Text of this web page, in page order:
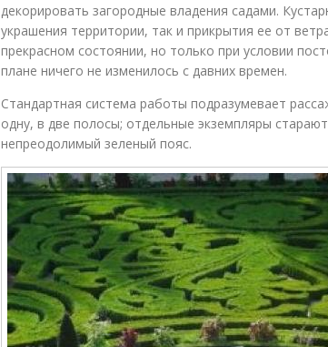
декорировать загородные владения садами.
украшения территории, так и прикрытия ее от
прекрасном состоянии, но только при условии
плане ничего не изменилось с давних времен.
Стандартная система работы подразумевает
одну, в две полосы; отдельные экземпляры
непреодолимый зеленый пояс.